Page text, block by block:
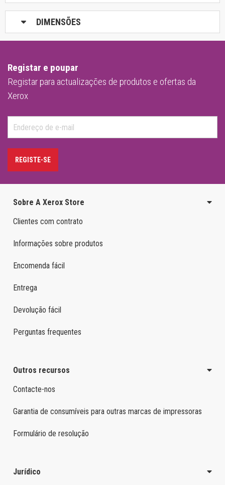
DIMENSÕES
Registar e poupar
Registar para actualizações de produtos e ofertas da
Xerox
REGISTE-SE
Sobre A Xerox Store
Clientes com contrato
Informações sobre produtos
Encomenda fácil
Entrega
Devolução fácil
Perguntas frequentes
Outros recursos
Contacte-nos
Garantia de consumíveis para outras marcas de impressoras
Formulário de resolução
Jurídico